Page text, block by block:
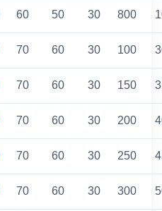
60 50 30 800
70 60 30 100
70 60 30 150
70 60 30 200
70 60 30 250
70 60 30 300